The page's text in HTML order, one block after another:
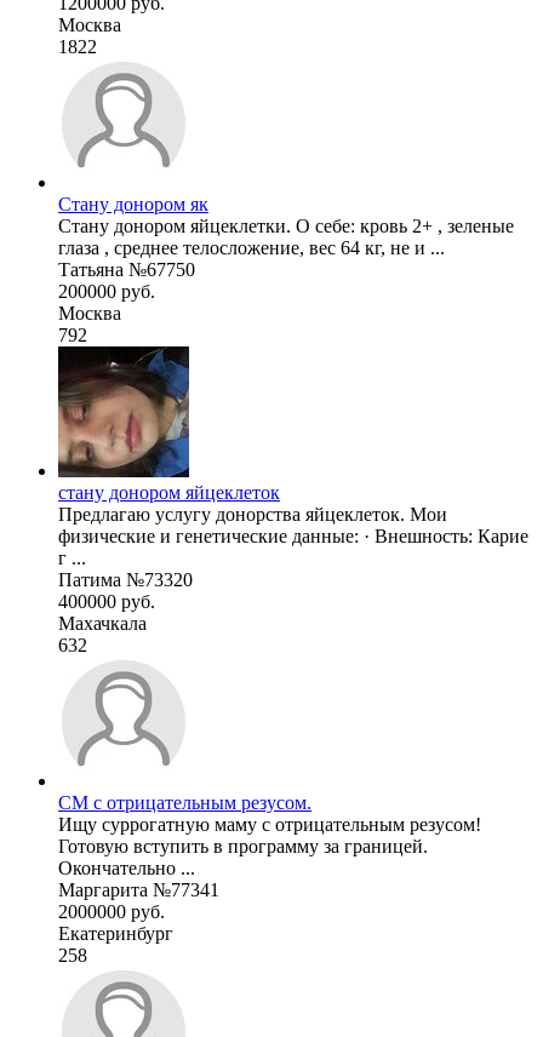
Москва
1822
Стану донором як
Стану донором яйцеклетки. О себе: кровь 2+ , зеленые
глаза , среднее телосложение, вес 64 кг, не и ...
Татьяна №67750
200000 руб.
Москва
792
стану донором яйцеклеток
Предлагаю услугу донорства яйцеклеток. Мои
физические и генетические данные: · Внешность: Карие
г ...
Патима №73320
400000 руб.
Махачкала
632
СМ с отрицательным резусом.
Ищу суррогатную маму с отрицательным резусом!
Готовую вступить в программу за границей.
Окончательно ...
Маргарита №77341
2000000 руб.
Екатеринбург
258